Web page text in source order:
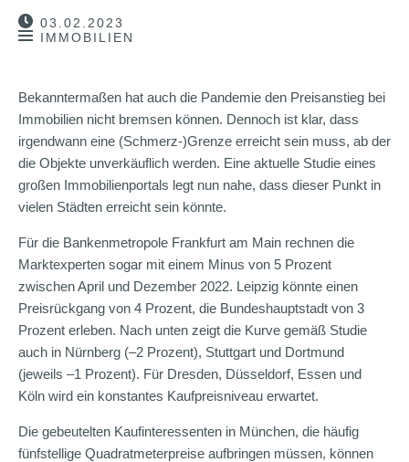
03.02.2023
IMMOBILIEN
Bekanntermaßen hat auch die Pandemie den Preisanstieg bei
Immobilien nicht bremsen können. Dennoch ist klar, dass
irgendwann eine (Schmerz-)Grenze erreicht sein muss, ab der
die Objekte unverkäuflich werden. Eine aktuelle Studie eines
großen Immobilienportals legt nun nahe, dass dieser Punkt in
vielen Städten erreicht sein könnte.
Für die Bankenmetropole Frankfurt am Main rechnen die
Marktexperten sogar mit einem Minus von 5 Prozent
zwischen April und Dezember 2022. Leipzig könnte einen
Preisrückgang von 4 Prozent, die Bundeshauptstadt von 3
Prozent erleben. Nach unten zeigt die Kurve gemäß Studie
auch in Nürnberg (–2 Prozent), Stuttgart und Dortmund
(jeweils –1 Prozent). Für Dresden, Düsseldorf, Essen und
Köln wird ein konstantes Kaufpreisniveau erwartet.
Die gebeutelten Kaufinteressenten in München, die häufig
fünfstellige Quadratmeterpreise aufbringen müssen, können